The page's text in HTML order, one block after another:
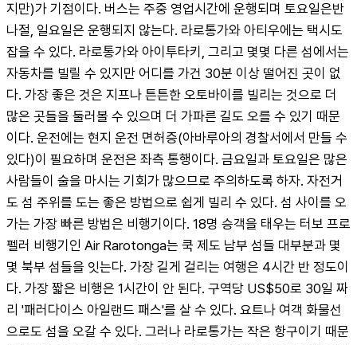
지만)가 기점이다. 버스는 주중 영업시간에 운행되며 토요일은반
나절, 일요일은 운행되지 않는다. 라로통가와 아티우에는 택시도
잡을 수 있다. 라로통가와 아이투타키, 그리고 몇몇 다른 섬에서는
자동차를 빌릴 수 있지만 어디를 가건 30분 이상 떨어진 곳이 없
다. 가장 좋은 것은 지프나 튼튼한 오토바이를 빌리는 것으로 더
많은 곳들을 둘러볼 수 있으며 더 가파른 길도 오를 수 있기 때문
이다. 운전에는 현지 운전 면허증(아바루아의 경찰서에서 만들 수
있다)이 필요하며 운전은 좌측 통행이다. 금요일과 토요일은 많은
사람들이 술을 마시는 기회가 많으므로 주의하도록 하자. 자전거
도 섬 주위를 도는 좋은 방법으로 쉽게 빌리 수 있다. 섬 사이를 오
가는 가장 빠른 방법은 비행기이다. 18명 승객을 태우는 터보 프로
펠러 비행기인 Air Rarotonga는 쿡 제도 남부 섬들 대부분과 몇
몇 북부 섬들을 잇는다. 가장 길게 걸리는 여행은 4시간 반 정도이
다. 가장 짧은 비행은 1시간이 안 된다. 구역당 US$50로 30일 짜
리 '패러다이스 아일랜드 패스'를 살 수 있다. 요트나 여객 화물선
으로도 섬을 오갈 수 있다. 그러나 라로통가는 작은 항구이기 때문